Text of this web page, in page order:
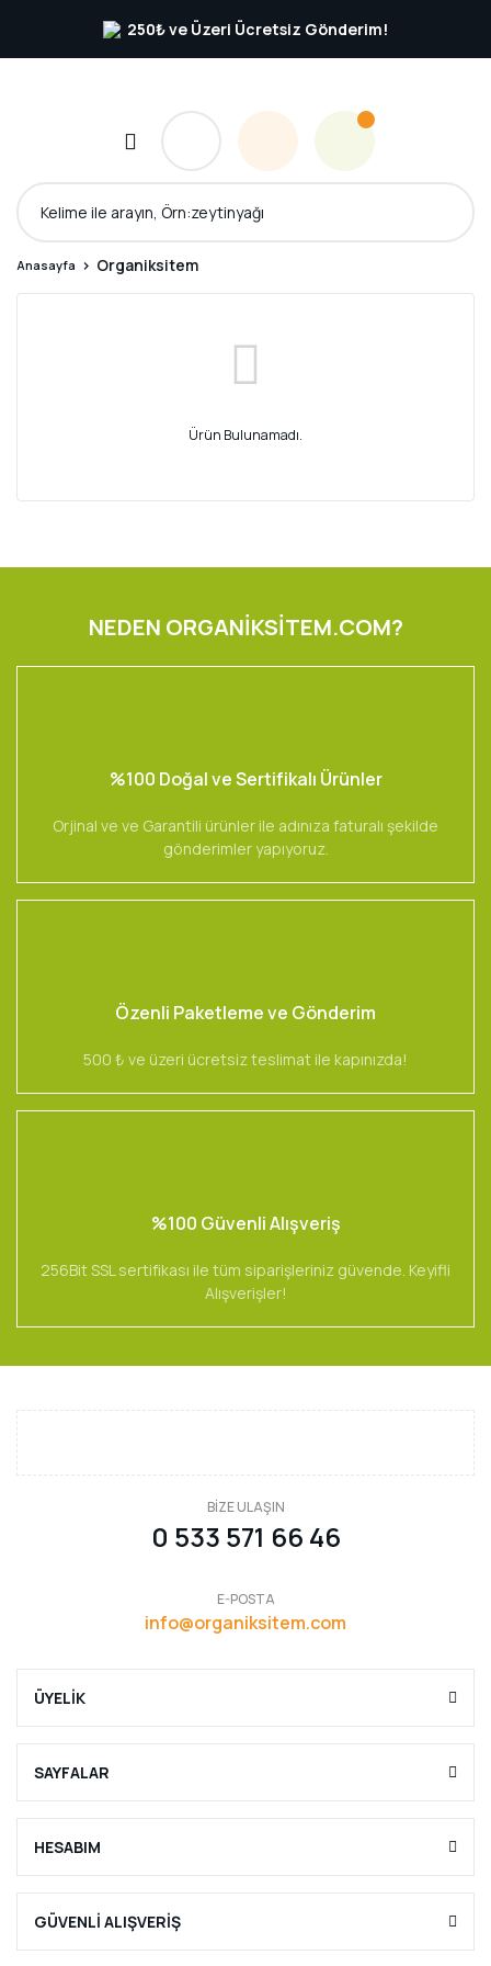
250₺ ve Üzeri Ücretsiz Gönderim!
Anasayfa Organiksitem
Ürün Bulunamadı.
NEDEN ORGANİKSİTEM.COM?
%100 Doğal ve Sertifikalı Ürünler
Orjinal ve ve Garantili ürünler ile adınıza faturalı şekilde
gönderimler yapıyoruz.
Özenli Paketleme ve Gönderim
500 ₺ ve üzeri ücretsiz teslimat ile kapınızda!
%100 Güvenli Alışveriş
256Bit SSL sertifikası ile tüm siparişleriniz güvende. Keyifli
Alışverişler!
BİZE ULAŞIN
0 533 571 66 46
E-POSTA
info@organiksitem.com
ÜYELİK
SAYFALAR
HESABIM
GÜVENLİ ALIŞVERİŞ